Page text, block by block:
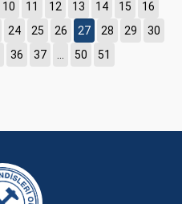
10 11 12 13 14 15
16
24 25 26 27 28 29
30
36 37 50 51